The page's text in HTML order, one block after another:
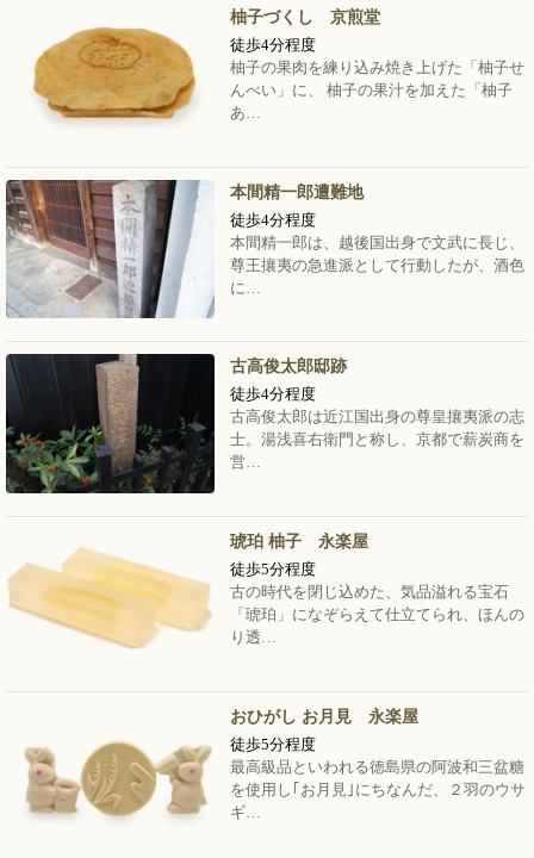
柚子づくし 京煎堂
徒歩4分程度
柚子の果肉を練り込み焼き上げた「柚子せ
んべい」に、 柚子の果汁を加えた「柚子
あ…
本間精一郎遭難地
徒歩4分程度
本間精一郎は、越後国出身で文武に長じ、
尊王攘夷の急進派として行動したが、酒色
に…
古高俊太郎邸跡
徒歩4分程度
古高俊太郎は近江国出身の尊皇攘夷派の志
士。湯浅喜右衛門と称し、京都で薪炭商を
営…
琥珀 柚子 永楽屋
徒歩5分程度
古の時代を閉じ込めた、気品溢れる宝石
「琥珀」になぞらえて仕立てられ、ほんの
り透…
おひがし お月見 永楽屋
徒歩5分程度
最高級品といわれる徳島県の阿波和三盆糖
を使用し｢お月見｣にちなんだ、２羽のウサ
ギ…